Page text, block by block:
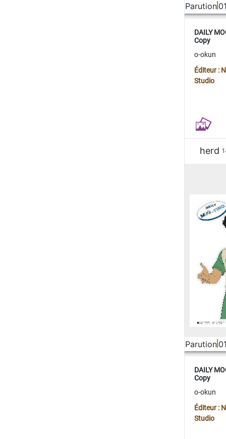
Parution
DAILY
Copy
o-okun
Éditeur :
Studio
herd
Parution
DAILY
Copy
o-okun
Éditeur :
Studio